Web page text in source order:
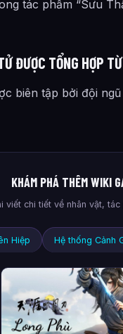
tác phẩm “Sưu
ĐƯỢC TỔNG HỢP
biên tập bởi đội
KHÁM PHÁ THÊM WIKI
viết chi tiết về nhân vật,
Hiệp Hệ thống Cảnh